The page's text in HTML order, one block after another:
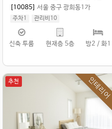
[10085] 서울 중구 광희동1가
주차1
관리비10
실 72㎡
신축 투룸 현재층 5층 방2 / 화1
인테리어
추천